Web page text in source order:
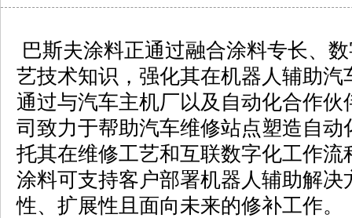
巴斯夫涂料正通过融合涂料专长、
艺技术知识，强化其在机器人辅助
通过与汽车主机厂以及自动化合作
司致力于帮助汽车维修站点塑造自
托其在维修工艺和互联数字化工作
涂料可支持客户部署机器人辅助解
性、扩展性且面向未来的修补工作。